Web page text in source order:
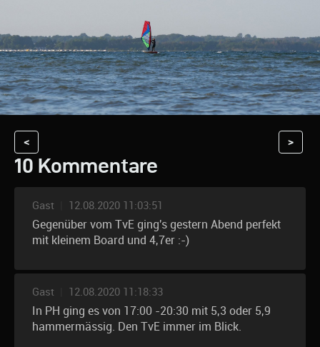
< >
10 Kommentare
Gast 12.08.2020 11:03:51
Gegenüber vom TvE ging's gestern Abend perfekt
mit kleinem Board und 4,7er :-)
Gast 12.08.2020 11:18:33
In PH ging es von 17:00 -20:30 mit 5,3 oder 5,9
hammermässig. Den TvE immer im Blick.